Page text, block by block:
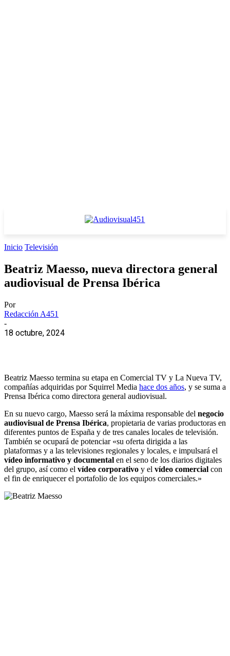
Inicio Televisión
Beatriz Maesso, nueva directora general
audiovisual de Prensa Ibérica
Por
Redacción A451
-
18 octubre, 2024
Beatriz Maesso termina su etapa en Comercial TV y La Nueva TV,
compañías adquiridas por Squirrel Media hace dos años, y se suma a
Prensa Ibérica como directora general audiovisual.
En su nuevo cargo, Maesso será la máxima responsable del negocio
audiovisual de Prensa Ibérica, propietaria de varias productoras en
diferentes puntos de España y de tres canales locales de televisión.
También se ocupará de potenciar «su oferta dirigida a las
plataformas y a las televisiones regionales y locales, e impulsará el
vídeo informativo y documental en el seno de los diarios digitales
del grupo, así como el vídeo corporativo y el vídeo comercial con
el fin de enriquecer el portafolio de los equipos comerciales.»